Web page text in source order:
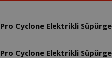
Pro Cyclone Elektrikli
Cyclone Elektrikli